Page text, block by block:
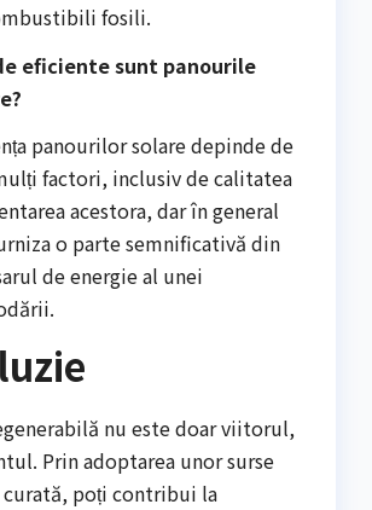
fosili.
eficiente sunt panourile
panourilor solare depinde de
factori, inclusiv de calitatea
acestora, dar în general
o parte semnificativă din
de energie al unei
nu este doar viitorul,
Prin adoptarea unor surse
curată, poți contribui la